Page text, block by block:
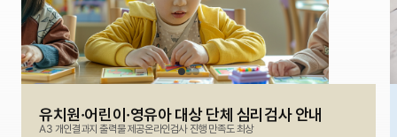
유치원·어린이·영유아 대상 단체 심리검사 안내
A3 개인결과지 출력물 제공온라인검사 진행 만족도 최상